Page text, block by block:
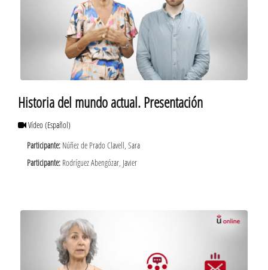
Historia del mundo actual. Presentación
Vídeo(Español)
Participante: Núñez de Prado Clavell, Sara
Participante: Rodríguez Abengózar, Javier